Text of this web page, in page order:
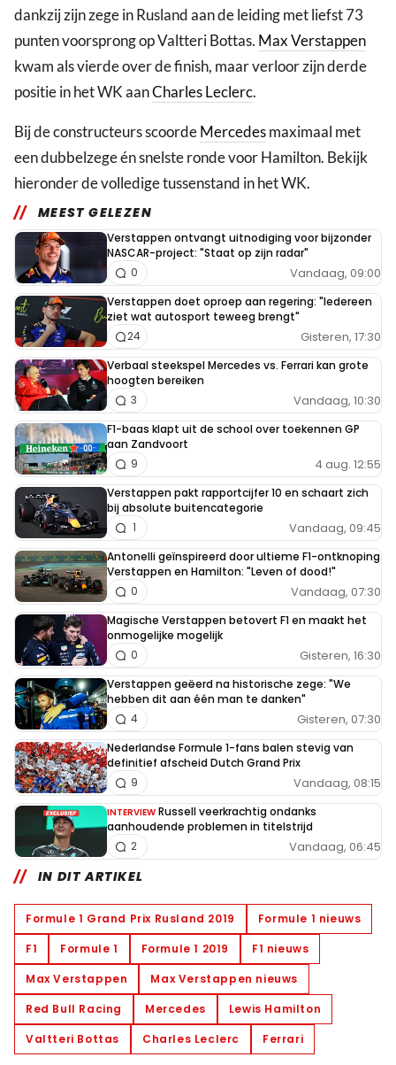
dankzij zijn zege in Rusland aan de leiding met liefst 73
punten voorsprong op Valtteri Bottas. Max Verstappen
kwam als vierde over de finish, maar verloor zijn derde
positie in het WK aanCharles Leclerc.
Bij de constructeurs scoordeMercedesmaximaal met
een dubbelzege én snelste ronde voor Hamilton. Bekijk
hieronder de volledige tussenstand in het WK.
MEEST GELEZEN
Verstappen ontvangt uitnodiging voor bijzonder
NASCAR-project: "Staat op zijn radar"
Vandaag, 09:00
0
Verstappen doet oproep aan regering: "Iedereen
ziet wat autosport teweeg brengt"
Gisteren, 17:30
24
Verbaal steekspel Mercedes vs. Ferrari kan grote
hoogten bereiken
Vandaag, 10:30
3
F1-baas klapt uit de school over toekennen GP
aan Zandvoort
4 aug. 12:55
9
Verstappen pakt rapportcijfer 10 en schaart zich
bij absolute buitencategorie
Vandaag, 09:45
1
Antonelli geïnspireerd door ultieme F1-ontknoping
Verstappen en Hamilton: "Leven of dood!"
Vandaag, 07:30
0
Magische Verstappen betovert F1 en maakt het
onmogelijke mogelijk
Gisteren, 16:30
0
Verstappen geëerd na historische zege: "We
hebben dit aan één man te danken"
Gisteren, 07:30
4
Nederlandse Formule 1-fans balen stevig van
definitief afscheid Dutch Grand Prix
Vandaag, 08:15
9
INTERVIEW Russell veerkrachtig ondanks
aanhoudende problemen in titelstrijd
Vandaag, 06:45
2
IN DIT ARTIKEL
Formule 1 Grand Prix Rusland 2019
Formule 1 nieuws
F1
Formule 1 Formule 1 2019
F1 nieuws
Max Verstappen
Max Verstappen nieuws
Red Bull Racing
Mercedes
Lewis Hamilton
Valtteri Bottas
Charles Leclerc Ferrari